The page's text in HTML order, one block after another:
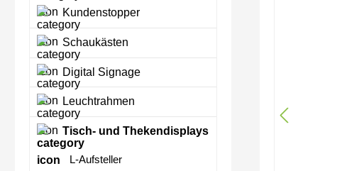
Kundenstopper
Schaukästen
Digital Signage
Leuchtrahmen
Tisch- und Thekendisplays
L-Aufsteller